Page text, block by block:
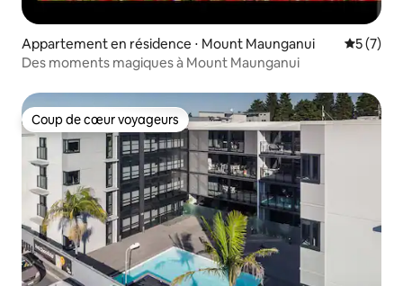
Appartement en résidence ⋅ Mount Maunganui
5 (7)
Des moments magiques à Mount Maunganui
Coup de cœur voyageurs
Coup de cœur voyageurs